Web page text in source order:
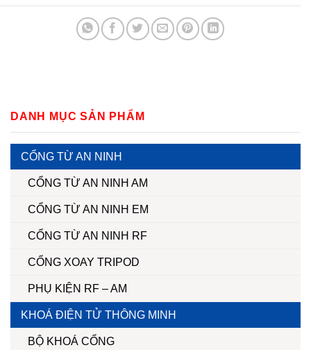
DANH MỤC SẢN PHẨM
CỔNG TỪ AN NINH
CỔNG TỪ AN NINH AM
CỔNG TỪ AN NINH EM
CỔNG TỪ AN NINH RF
CỔNG XOAY TRIPOD
PHỤ KIỆN RF – AM
KHOÁ ĐIỆN TỬ THÔNG MINH
BỘ KHOÁ CỔNG